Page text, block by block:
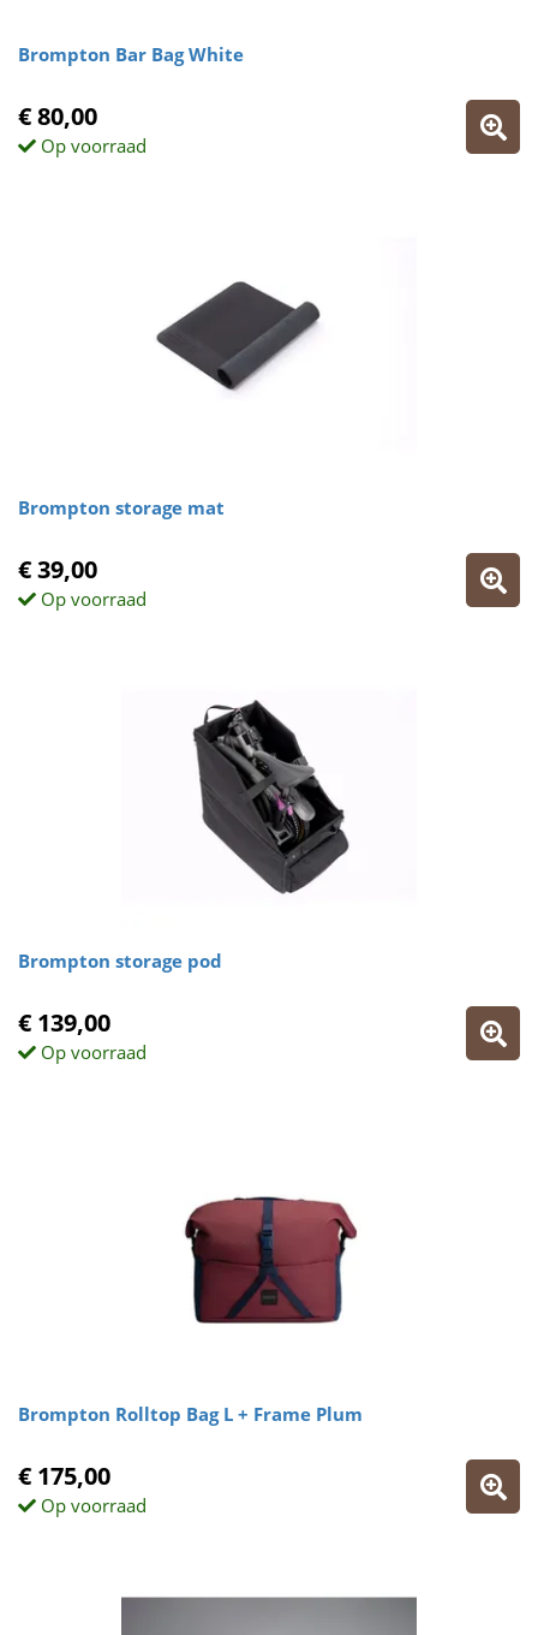
Brompton Bar Bag White
€ 80,00
Op voorraad
Brompton storage mat
€ 39,00
Op voorraad
Brompton storage pod
€ 139,00
Op voorraad
Brompton Rolltop Bag L + Frame Plum
€ 175,00
Op voorraad